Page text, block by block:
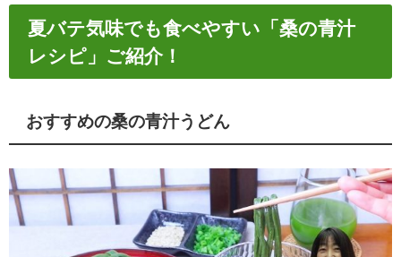
夏バテ気味でも食べやすい「桑の青汁
レシピ」ご紹介！
おすすめの桑の青汁うどん